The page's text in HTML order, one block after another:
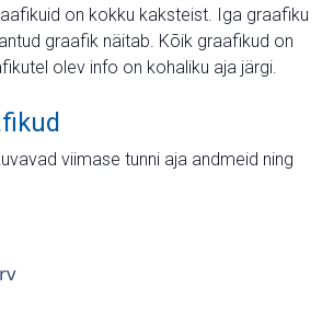
on kokku kaksteist. Iga graafiku
graafik näitab. Kõik graafikud on
olev info on kohaliku aja järgi.
viimase tunni aja andmeid ning